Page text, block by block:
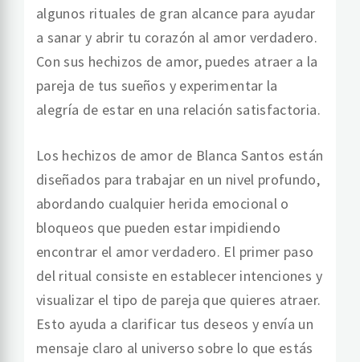
algunos rituales de gran alcance para ayudar
a sanar y abrir tu corazón al amor verdadero.
Con sus hechizos de amor, puedes atraer a la
pareja de tus sueños y experimentar la
alegría de estar en una relación satisfactoria.
Los hechizos de amor de Blanca Santos están
diseñados para trabajar en un nivel profundo,
abordando cualquier herida emocional o
bloqueos que pueden estar impidiendo
encontrar el amor verdadero. El primer paso
del ritual consiste en establecer intenciones y
visualizar el tipo de pareja que quieres atraer.
Esto ayuda a clarificar tus deseos y envía un
mensaje claro al universo sobre lo que estás